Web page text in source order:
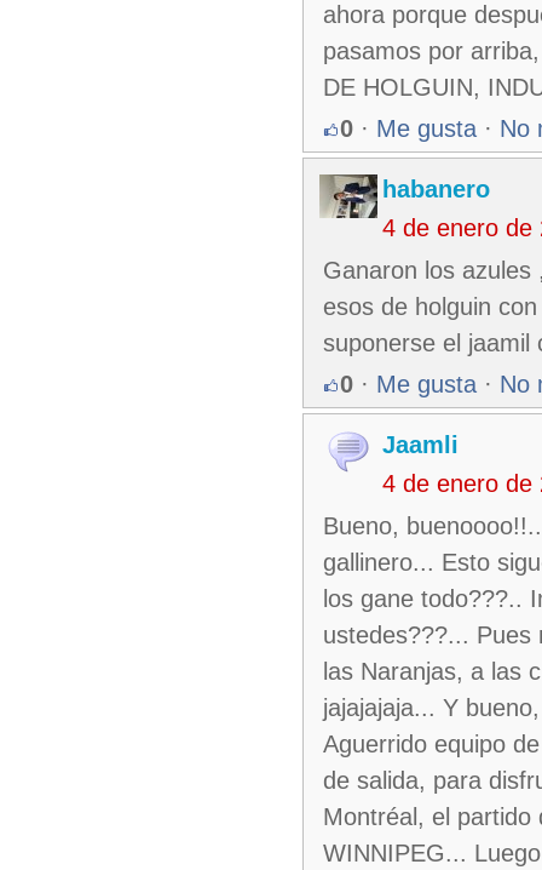
ahora porque
pasamos por
DE HOLGUIN,
0 · Me gusta · No
habanero
4 de enero de
Ganaron los
esos de holguin
suponerse el jaamil
0 · Me gusta · No
Jaamli
4 de enero de
Bueno,
gallinero... Esto
los gane todo???..
ustedes???... Pues
las Naranjas, a las
jajajajaja... Y
Aguerrido equipo
de salida, para
Montréal, el partido
WINNIPEG...